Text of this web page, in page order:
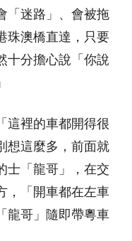
「迷路」、會被拖
珠澳橋直達，只要
十分擔心說「你說
這裡的車都開得很
想這麼多，前面就
士「龍哥」，在交
，「開車都在左車
龍哥」隨即帶粵車